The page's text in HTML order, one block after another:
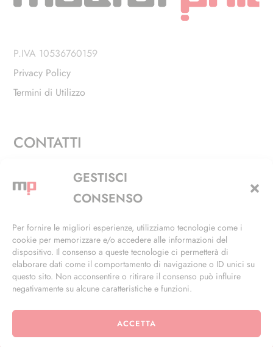
GESTISCI
CONSENSO
Per fornire le migliori esperienze, utilizziamo tecnologie come i
cookie per memorizzare e/o accedere alle informazioni del
dispositivo. Il consenso a queste tecnologie ci permetterà di
elaborare dati come il comportamento di navigazione o ID unici su
questo sito. Non acconsentire o ritirare il consenso può influire
negativamente su alcune caratteristiche e funzioni.
ACCETTA
P.IVA 10536760159
Privacy Policy
Termini di Utilizzo
CONTATTI
Via Alfieri, 27 - Trezzano Sul Naviglio (MI)
+39 02 4846 3155
info@masterphil.it